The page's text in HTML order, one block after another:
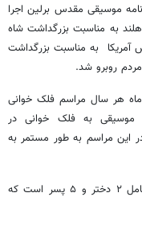
موسیقی مقدس برلین اجرا
مدت ۹ روز در کشور هلند به مناسبت بزرگداشت شاه
در شهر لس آنجلس آمریکا به مناسبت بزرگداشت
مردم روبرو شد.
هر سال مراسم فلک خوانی
موسیقی به فلک خوانی در
است که استاد درپور به مدت ۱۲ روز در این مراسم به طور مستمر به
وی اظهار کرد: استاد درپور دارای هفت فررزند شامل ۲ دختر و ۵ پسر است که